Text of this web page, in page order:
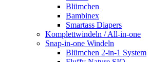
Blümchen
Bambinex
Smartass Diapers
Komplettwindeln / All-in-one
Snap-in-one Windeln
Blümchen 2-in-1 System